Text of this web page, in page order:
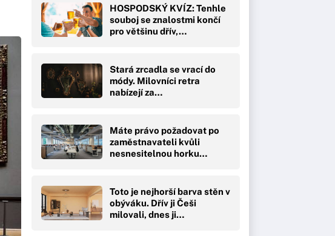
HOSPODSKÝ KVÍZ: Tenhle
souboj se znalostmi končí
pro většinu dřív,…
Stará zrcadla se vrací do
módy. Milovníci retra
nabízejí za…
Máte právo požadovat po
zaměstnavateli kvůli
nesnesitelnou horku…
Toto je nejhorší barva stěn v
obýváku. Dřív ji Češi
milovali, dnes ji…